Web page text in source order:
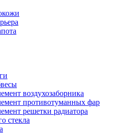
воздухозаборника
противотуманных фар
решетки радиатора
стекла